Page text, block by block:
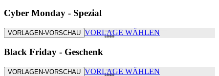
Cyber Monday - Spezial
VORLAGEN-VORSCHAU VORLAGE WÄHLEN
Black Friday - Geschenk
VORLAGEN-VORSCHAU VORLAGE WÄHLEN